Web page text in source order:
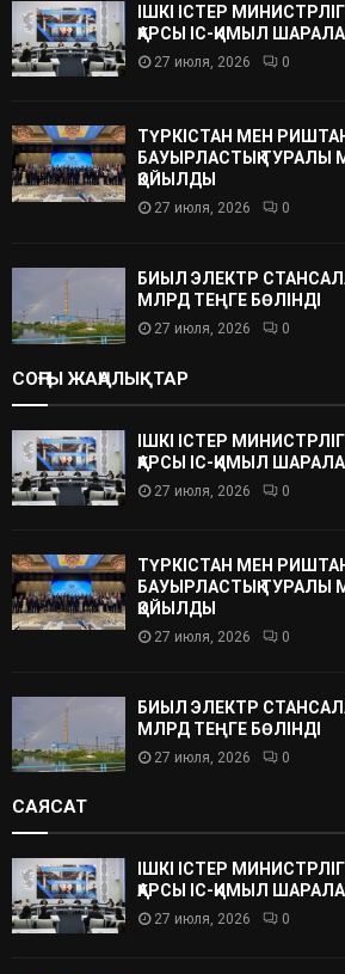
ІШКІ ІСТЕР
ҚАРСЫ ІС-ҚИМЫЛ
27 июля, 2026 0
ТҮРКІСТАН МЕН
БАУЫРЛАСТЫҚ ТУРАЛЫ
ҚОЙЫЛДЫ
27 июля, 2026 0
БИЫЛ ЭЛЕКТР
МЛРД ТЕҢГЕ БӨЛІНДІ
27 июля, 2026 0
СОҢҒЫ ЖАҢАЛЫҚТАР
ІШКІ ІСТЕР
ҚАРСЫ ІС-ҚИМЫЛ
27 июля, 2026 0
ТҮРКІСТАН МЕН
БАУЫРЛАСТЫҚ ТУРАЛЫ
ҚОЙЫЛДЫ
27 июля, 2026 0
БИЫЛ ЭЛЕКТР
МЛРД ТЕҢГЕ БӨЛІНДІ
27 июля, 2026 0
САЯСАТ
ІШКІ ІСТЕР
ҚАРСЫ ІС-ҚИМЫЛ
27 июля, 2026 0